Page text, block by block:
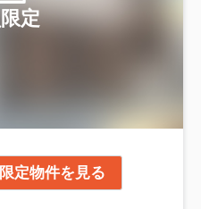
定
定物件を見る